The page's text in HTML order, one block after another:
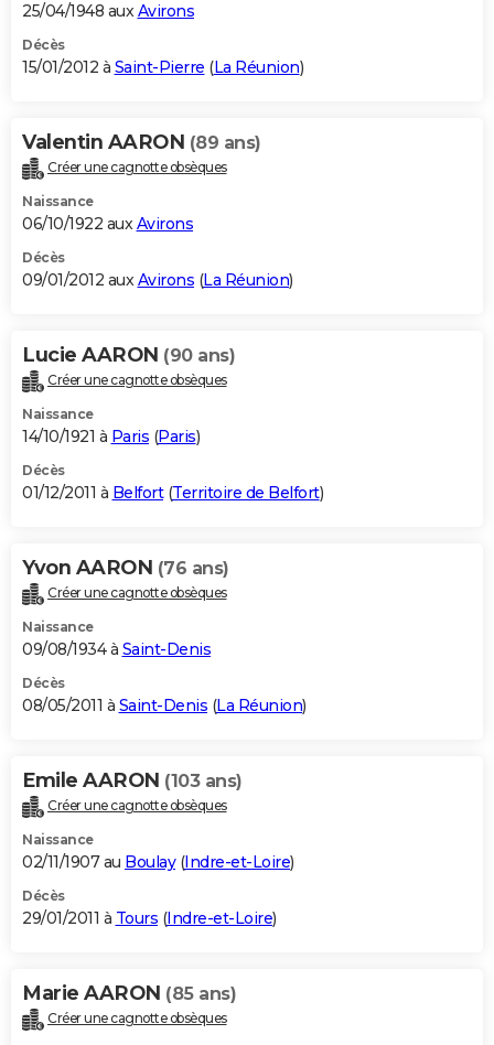
25/04/1948 auxAvirons
Décès
15/01/2012 à Saint-Pierre (La Réunion)
Valentin AARON (89 ans)
Créer une cagnotte obsèques
Naissance
06/10/1922 auxAvirons
Décès
09/01/2012 auxAvirons (La Réunion)
Lucie AARON (90 ans)
Créer une cagnotte obsèques
Naissance
14/10/1921 à Paris (Paris)
Décès
01/12/2011 à Belfort(Territoire de Belfort)
Yvon AARON (76 ans)
Créer une cagnotte obsèques
Naissance
09/08/1934 à Saint-Denis
Décès
08/05/2011 à Saint-Denis (La Réunion)
Emile AARON (103 ans)
Créer une cagnotte obsèques
Naissance
02/11/1907 au Boulay(Indre-et-Loire)
Décès
29/01/2011 à Tours (Indre-et-Loire)
Marie AARON (85 ans)
Créer une cagnotte obsèques